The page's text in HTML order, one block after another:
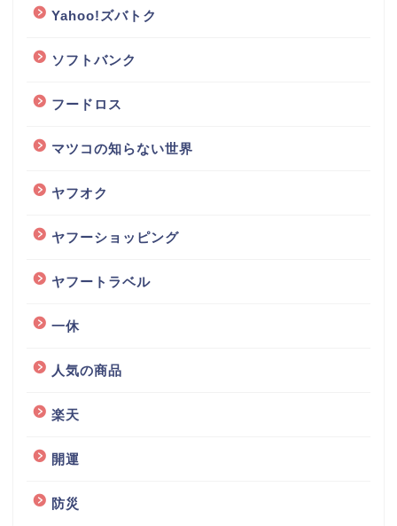
Yahoo!ズバトク
ソフトバンク
フードロス
マツコの知らない世界
ヤフオク
ヤフーショッピング
ヤフートラベル
一休
人気の商品
楽天
開運
防災